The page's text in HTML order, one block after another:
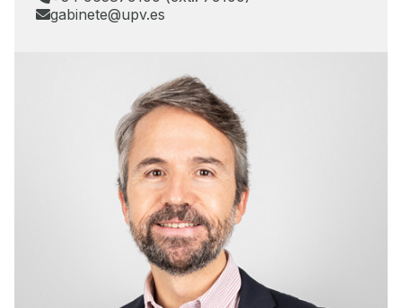
gabinete@upv.es